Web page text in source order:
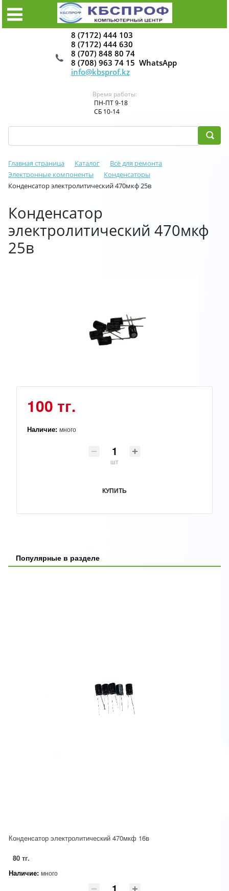
8 (7172) 444 103
8 (7172) 444 630
8 (707) 848 80 74
8 (708) 963 74 15 WhatsApp
info@kbsprof.kz
Время работы:
ПН-ПТ 9-18
СБ 10-14
Главная страница Каталог
Всё для ремонта
Электронные компоненты
Конденсаторы
Конденсатор электролитический 470мкф 25в
Конденсатор
электролитический 470мкф
25в
100 тг.
Наличие: много
шт
КУПИТЬ
Популярные в разделе
Конденсатор электролитический 470мкф 16в
80 тг.
Наличие: много